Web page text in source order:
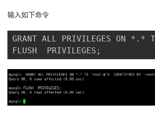
输入如下命令
GRANT ALL PRIVILEGES ON
FLUSH  PRIVILEGES;